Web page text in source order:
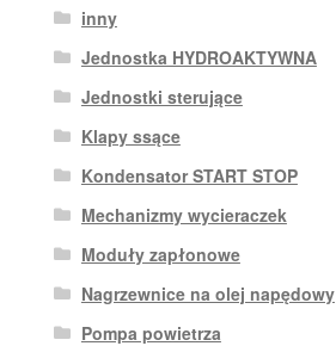
inny
Jednostka HYDROAKTYWNA
Jednostki sterujące
Klapy ssące
Kondensator START STOP
Mechanizmy wycieraczek
Moduły zapłonowe
Nagrzewnice na olej napędowy
Pompa powietrza